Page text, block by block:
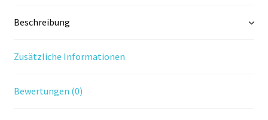
Beschreibung
Zusätzliche Informationen
Bewertungen (0)